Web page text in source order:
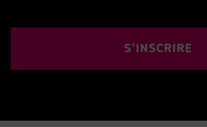
S'INSCRIRE